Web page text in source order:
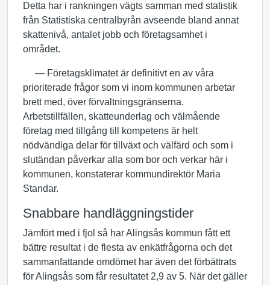
Detta har i rankningen vägts samman med statistik
från Statistiska centralbyrån avseende bland annat
skattenivå, antalet jobb och företagsamhet i
området.
— Företagsklimatet är definitivt en av våra
prioriterade frågor som vi inom kommunen arbetar
brett med, över förvaltningsgränserna.
Arbetstillfällen, skatteunderlag och välmående
företag med tillgång till kompetens är helt
nödvändiga delar för tillväxt och välfärd och som i
slutändan påverkar alla som bor och verkar här i
kommunen, konstaterar kommundirektör Maria
Standar.
Snabbare handläggningstider
Jämfört med i fjol så har Alingsås kommun fått ett
bättre resultat i de flesta av enkätfrågorna och det
sammanfattande omdömet har även det förbättrats
för Alingsås som får resultatet 2,9 av 5. När det gäller